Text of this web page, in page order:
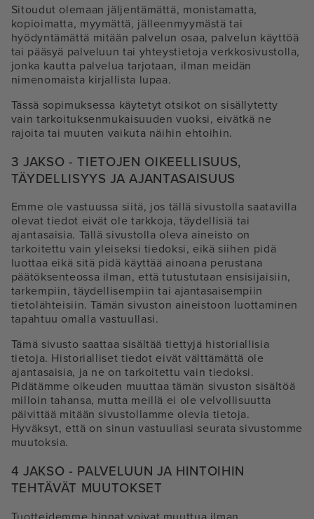
Sitoudut olemaan jäljentämättä, monistamatta,
kopioimatta, myymättä, jälleenmyymästä tai
hyödyntämättä mitään palvelun osaa, palvelun käyttöä
tai pääsyä palveluun tai yhteystietoja verkkosivustolla,
jonka kautta palvelua tarjotaan, ilman meidän
nimenomaista kirjallista lupaa.
Tässä sopimuksessa käytetyt otsikot on sisällytetty
vain tarkoituksenmukaisuuden vuoksi, eivätkä ne
rajoita tai muuten vaikuta näihin ehtoihin.
3 JAKSO - TIETOJEN OIKEELLISUUS,
TÄYDELLISYYS JA AJANTASAISUUS
Emme ole vastuussa siitä, jos tällä sivustolla saatavilla
olevat tiedot eivät ole tarkkoja, täydellisiä tai
ajantasaisia. Tällä sivustolla oleva aineisto on
tarkoitettu vain yleiseksi tiedoksi, eikä siihen pidä
luottaa eikä sitä pidä käyttää ainoana perustana
päätöksenteossa ilman, että tutustutaan ensisijaisiin,
tarkempiin, täydellisempiin tai ajantasaisempiin
tietolähteisiin. Tämän sivuston aineistoon luottaminen
tapahtuu omalla vastuullasi.
Tämä sivusto saattaa sisältää tiettyjä historiallisia
tietoja. Historialliset tiedot eivät välttämättä ole
ajantasaisia, ja ne on tarkoitettu vain tiedoksi.
Pidätämme oikeuden muuttaa tämän sivuston sisältöä
milloin tahansa, mutta meillä ei ole velvollisuutta
päivittää mitään sivustollamme olevia tietoja.
Hyväksyt, että on sinun vastuullasi seurata sivustomme
muutoksia.
4 JAKSO - PALVELUUN JA HINTOIHIN
TEHTÄVÄT MUUTOKSET